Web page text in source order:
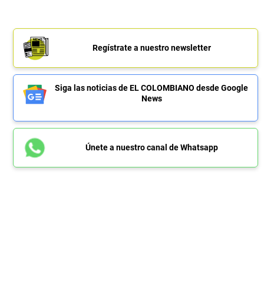
Regístrate a nuestro newsletter
Siga las noticias de EL COLOMBIANO desde Google
News
Únete a nuestro canal de Whatsapp